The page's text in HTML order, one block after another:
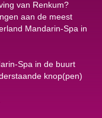
van Renkum?
aan de meest
Mandarin-Spa in
Spa in de buurt
knop(pen)